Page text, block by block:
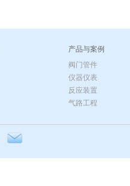
产品与案例
阀门管件
仪器仪表
反应装置
气路工程